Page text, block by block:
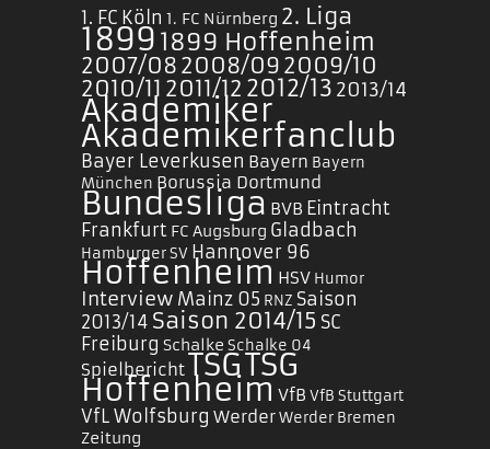
1. FC Köln 1. FC Nürnberg 2. Liga
1899 1899 Hoffenheim
2007/082008/092009/10
2010/11 2011/12 2012/13 2013/14
Akademiker
Akademikerfanclub
Bayer Leverkusen Bayern Bayern
München Borussia Dortmund
Bundesliga BVB Eintracht
Frankfurt FC Augsburg Gladbach
Hamburger SV Hannover 96
Hoffenheim HSV Humor
Interview Mainz 05 RNZ Saison
2013/14 Saison 2014/15 SC
Freiburg Schalke Schalke 04
SpielberichtTSGTSG
Hoffenheim VfB VfB Stuttgart
VfL Wolfsburg WerderWerder Bremen
Zeitung